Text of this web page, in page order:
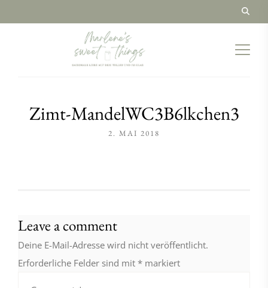
Zimt-MandelWC3B6lkchen3
2. MAI 2018
Leave a comment
Deine E-Mail-Adresse wird nicht veröffentlicht.
Erforderliche Felder sind mit * markiert